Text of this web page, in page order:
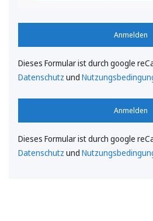
Anmelden
Dieses Formular ist durch google
Datenschutz und
Anmelden
Dieses Formular ist durch google
Datenschutz und